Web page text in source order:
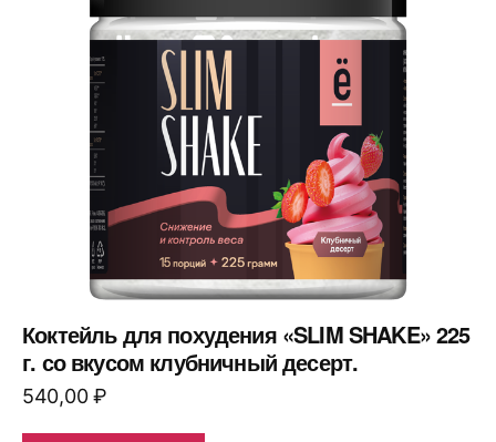
Коктейль для похудения «SLIM SHAKE» 225
г. со вкусом клубничный десерт.
540,00₽